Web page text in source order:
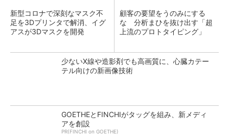
新型コロナで深刻なマスク不
足を3Dプリンタで解消、イグ
アスが3Dマスクを開発
顧客の要望をうのみにする
な 分析まひを抜け出す「超
上流のプロトタイピング」
少ないX線や造影剤でも高画質に、心臓カテー
テル向けの新画像技術
GOETHEとFINCHIがタッグを組み、新メディ
アを創設
PR(FINCHI on GOETHE)